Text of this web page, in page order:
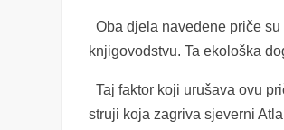
Oba djela navedene priče
knjigovodstvu. Ta ekološka
Taj faktor koji urušava ovu
struji koja zagriva sjeverni